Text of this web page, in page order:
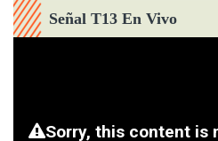
Señal T13 En Vivo